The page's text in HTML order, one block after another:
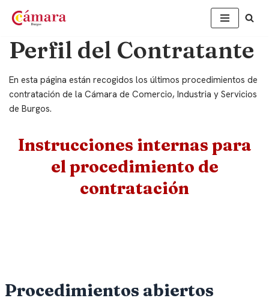
al
contenido
Perfil del Contratante
En esta página están recogidos los últimos procedimientos de
contratación de la Cámara de Comercio, Industria y Servicios
de Burgos.
Instrucciones internas para
el procedimiento de
contratación
Procedimientos abiertos